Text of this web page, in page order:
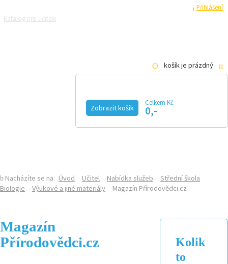
Přihlášení
Katalog pro učitele
košík je prázdný
Zobrazit košík
Celkem Kč
0,-
Nacházíte se na: Úvod Učitel Nabídka služeb
Střední škola
Biologie
Výukové a jiné materiály Magazín Přírodovědci.cz
Magazín
Přírodovědci.cz
Kolik
to